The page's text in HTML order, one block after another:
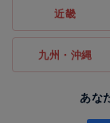
近畿
九州・沖縄
あな